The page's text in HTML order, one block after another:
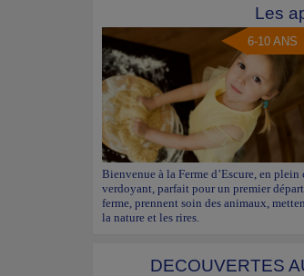
Les
6-10 ANS
Bienvenue à la Ferme d’Escure, en
verdoyant, parfait pour un premier
ferme, prennent soin des animaux,
la nature et les rires.
DECOUVERTES